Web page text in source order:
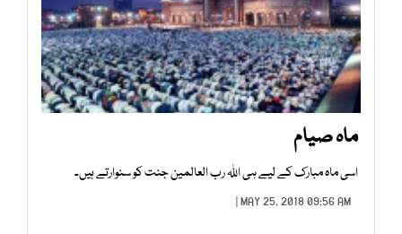
ماہ صیام
اسی ماہ مبارک کے لیے ہی اللہ رب العالمین جنت کو سنوارتے ہیں۔
MAY 25, 2018 09:56 AM |